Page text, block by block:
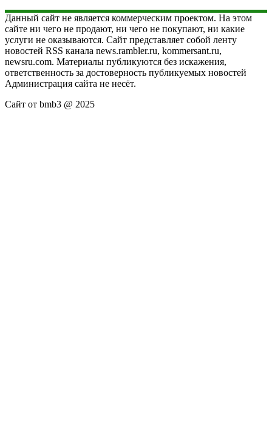
Данный сайт не является коммерческим проектом. На этом
сайте ни чего не продают, ни чего не покупают, ни какие
услуги не оказываются. Сайт представляет собой ленту
новостей RSS канала news.rambler.ru, kommersant.ru,
newsru.com. Материалы публикуются без искажения,
ответственность за достоверность публикуемых новостей
Администрация сайта не несёт.
Сайт от bmb3 @ 2025